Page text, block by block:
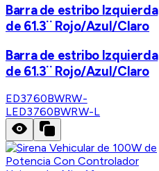
Barra de estribo Izquierda
de 61.3¨ Rojo/Azul/Claro
Barra de estribo Izquierda
de 61.3¨ Rojo/Azul/Claro
ED3760BWRW-
LED3760BWRW-L